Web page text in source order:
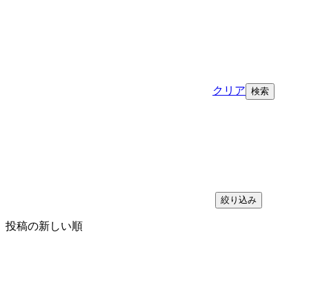
クリア
絞り込み
投稿の新しい順